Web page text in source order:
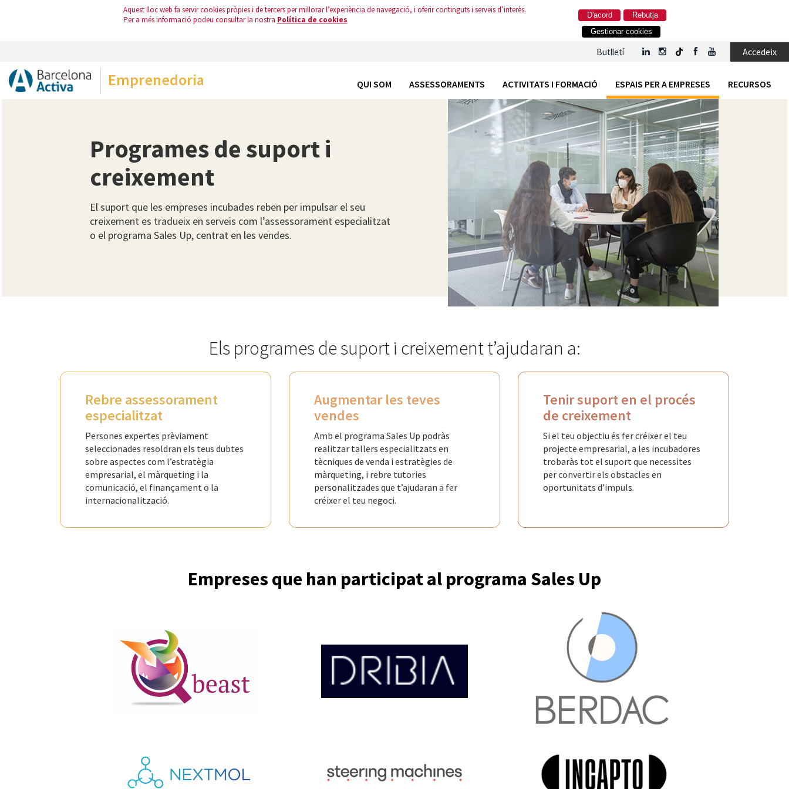
Aquest lloc web fa servir cookies pròpies i de tercers per millorar l’experiència de navegació, i oferir continguts i serveis d’interès.
Per a més informació podeu consultar la nostra Política de cookies Rebutja
D'acord
Gestionar cookies
Butlletí Accedeix
Emprenedoria QUI SOM ASSESSORAMENTS ACTIVITATS I FORMACIÓ ESPAIS PER A EMPRESES RECURSOS
Programes de suport i
creixement
El suport que les empreses incubades reben per impulsar el seu
creixement es tradueix en serveis com l’assessorament especialitzat
o el programa Sales Up, centrat en les vendes.
Els programes de suport i creixement t’ajudaran a:
Rebre assessorament
especialitzat
Persones expertes prèviament
seleccionades resoldran els teus dubtes
sobre aspectes com l’estratègia
empresarial, el màrqueting i la
comunicació, el finançament o la
internacionalització.
Augmentar les teves
vendes
Amb el programa Sales Up podràs
realitzar tallers especialitzats en
tècniques de venda i estratègies de
màrqueting, i rebre tutories
personalitzades que t’ajudaran a fer
créixer el teu negoci.
Tenir suport en el procés
de creixement
Si el teu objectiu és fer créixer el teu
projecte empresarial, a les incubadores
trobaràs tot el suport que necessites
per convertir els obstacles en
oportunitats d’impuls.
Empreses que han participat al programa Sales Up